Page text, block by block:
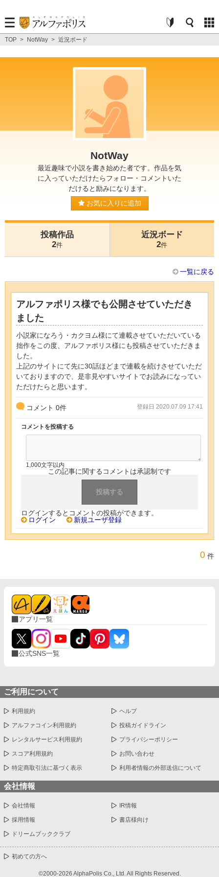
TOP > NotWay > 近況ボード
NotWay
最近趣味で小説を書き始めた者です。作品を気
に入っていただけたらフォロー・コメントいた
だけると励みになります。
お気に入りに追加
投稿作品
2件
近況ボード
2件
一覧に戻る
アルファポリス様でも公開させていただき
ました
小説家になろう・カクヨム様にて連載させていただいている
拙作をこの度、アルファポリス様にも投稿させていただきま
した。
上記のサイトにて先に30話ほどまで連載を続けさせていただ
いておりますので、是非見やすいサイトでお読みになってい
ただけたらと思います。
コメント 0件 登録日 2020.07.09 17:41
コメントを投稿する
1,000文字以内
この記事に関するコメントは承認制です
ログインするとコメントの投稿ができます。
ログイン
新規ユーザ登録
0 件
アプリ一覧
公式SNS一覧
ご利用について
利用規約 ヘルプ
アルファコイン利用規約 投稿ガイドライン
レンタルサービス利用規約 プライバシーポリシー
スコア利用規約 お問い合わせ
特定商取引法に基づく表示 利用者情報の外部送信について
会社情報
会社情報 IR情報
採用情報 書店様向け
ドリームブッククラブ
初めての方へ
©2000-2026 AlphaPolis Co., Ltd. All Rights Reserved.